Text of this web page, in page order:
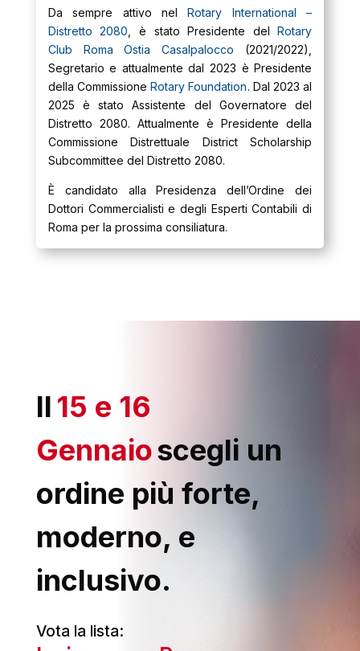
Da sempre attivo nelRotary International –
Distretto 2080 , è stato Presidente delRotary
Club Roma Ostia Casalpalocco (2021/2022),
Segretario e attualmente dal 2023 è Presidente
della CommissioneRotary Foundation. Dal 2023 al
2025 è stato Assistente del Governatore del
Distretto 2080. Attualmente è Presidente della
Commissione Distrettuale District Scholarship
Subcommittee del Distretto 2080.
È candidato alla Presidenza dell’Ordine dei
Dottori Commercialisti e degli Esperti Contabili di
Roma per la prossima consiliatura.
Il 15 e 16
Gennaioscegli un
ordine più forte,
moderno, e
inclusivo.
Vota la lista: